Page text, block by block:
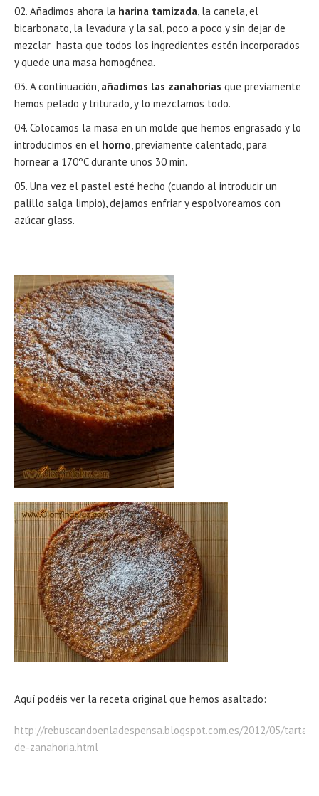
Añadimos ahora la harina tamizada, la canela, el
bicarbonato, la levadura y la sal, poco a poco y sin dejar de
mezclar hasta que todos los ingredientes estén incorporados
y quede una masa homogénea.
A continuación, añadimos las zanahorias que previamente
hemos pelado y triturado, y lo mezclamos todo.
Colocamos la masa en un molde que hemos engrasado y lo
introducimos en el horno, previamente calentado, para
hornear a 170ºC durante unos 30 min.
Una vez el pastel esté hecho (cuando al introducir un
palillo salga limpio), dejamos enfriar y espolvoreamos con
azúcar glass.
Aquí podéis ver la receta original que hemos asaltado:
http://rebuscandoenladespensa.blogspot.com.es/2012/05/tarta-
de-zanahoria.html